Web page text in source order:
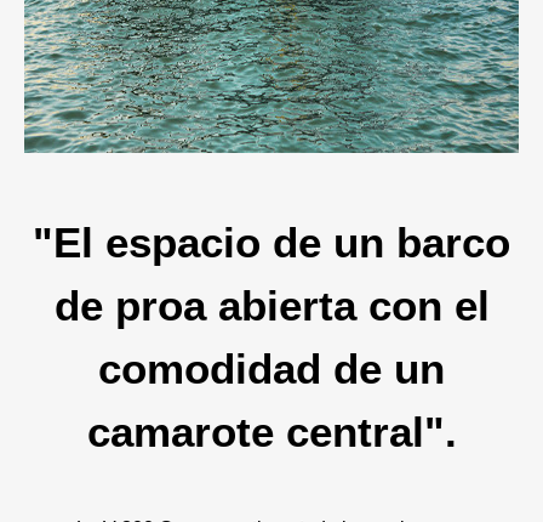
"El espacio de un barco
de proa abierta con el
comodidad de un
camarote central".